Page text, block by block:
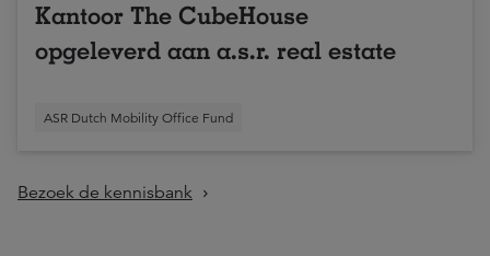
Kantoor The CubeHouse
opgeleverd aan a.s.r. real estate
ASR Dutch Mobility Office Fund
Bezoek de kennisbank